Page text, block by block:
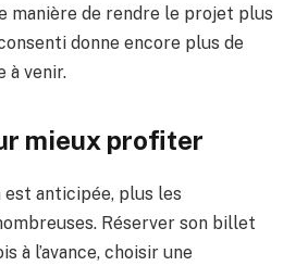
manière de rendre le projet plus
donne encore plus de
à venir.
mieux profiter
anticipée, plus les
Réserver son billet
à l’avance, choisir une